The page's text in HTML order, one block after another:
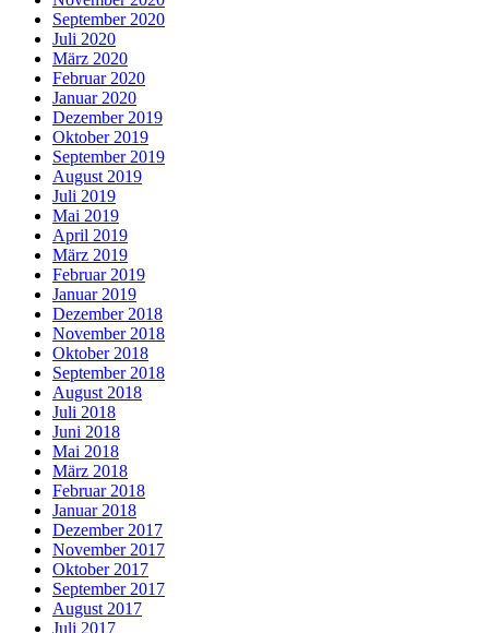
September 2020
Juli 2020
März 2020
Februar 2020
Januar 2020
Dezember 2019
Oktober 2019
September 2019
August 2019
Juli 2019
Mai 2019
April 2019
März 2019
Februar 2019
Januar 2019
Dezember 2018
November 2018
Oktober 2018
September 2018
August 2018
Juli 2018
Juni 2018
Mai 2018
März 2018
Februar 2018
Januar 2018
Dezember 2017
November 2017
Oktober 2017
September 2017
August 2017
Juli 2017